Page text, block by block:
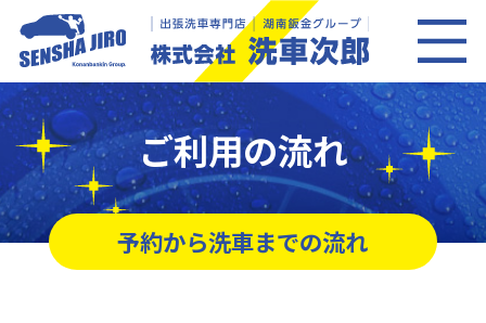
ご利用の流れ
予約から洗車までの流れ